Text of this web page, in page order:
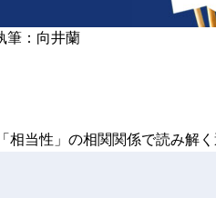
筆：向井蘭
当性」の相関関係で読み解く